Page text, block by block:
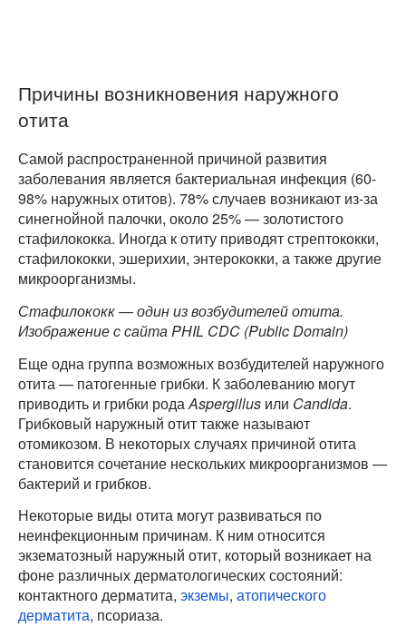
Причины возникновения наружного
отита
Самой распространенной причиной развития
заболевания является бактериальная инфекция (60-
98% наружных отитов). 78% случаев возникают из-за
синегнойной палочки, около 25% — золотистого
стафилококка. Иногда к отиту приводят стрептококки,
стафилококки, эшерихии, энтерококки, а также другие
микроорганизмы.
Стафилококк — один из возбудителей отита.
Изображение с сайта PHIL CDC (Public Domain)
Еще одна группа возможных возбудителей наружного
отита — патогенные грибки. К заболеванию могут
приводить и грибки родаAspergillus или Candida.
Грибковый наружный отит также называют
отомикозом. В некоторых случаях причиной отита
становится сочетание нескольких микроорганизмов —
бактерий и грибков.
Некоторые виды отита могут развиваться по
неинфекционным причинам. К ним относится
экзематозный наружный отит, который возникает на
фоне различных дерматологических состояний:
контактного дерматита, экземы, атопического
дерматита, псориаза.